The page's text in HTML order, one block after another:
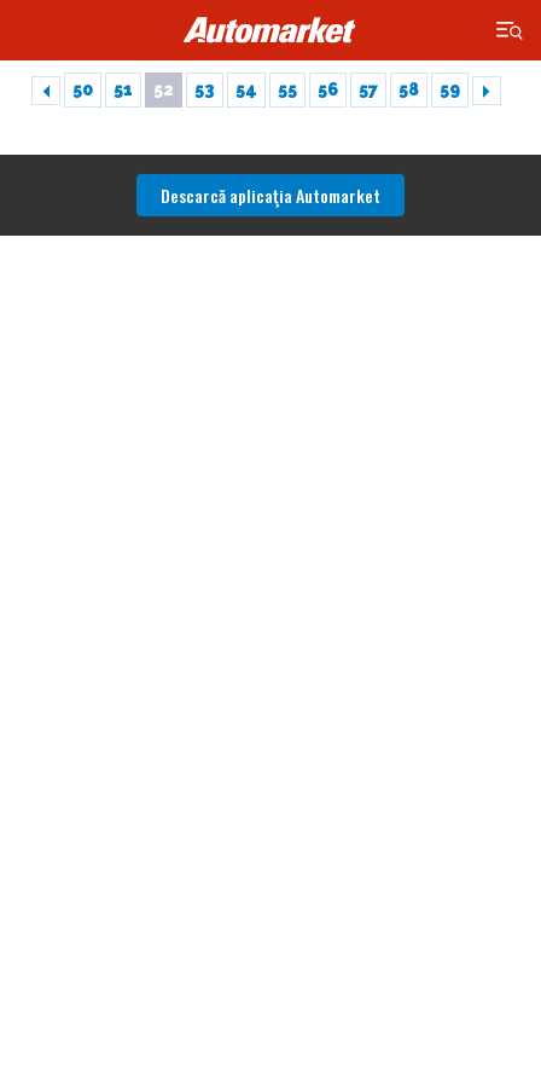
×
50 51 52 53 54 55 56 57 58 59
Descarcă aplicaţia Automarket